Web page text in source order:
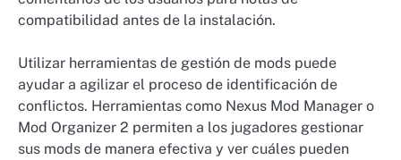
compatibilidad antes de la instalación.
Utilizar herramientas de gestión de mods puede
ayudar a agilizar el proceso de identificación de
conflictos. Herramientas como Nexus Mod Manager o
Mod Organizer 2 permiten a los jugadores gestionar
sus mods de manera efectiva y ver cuáles pueden